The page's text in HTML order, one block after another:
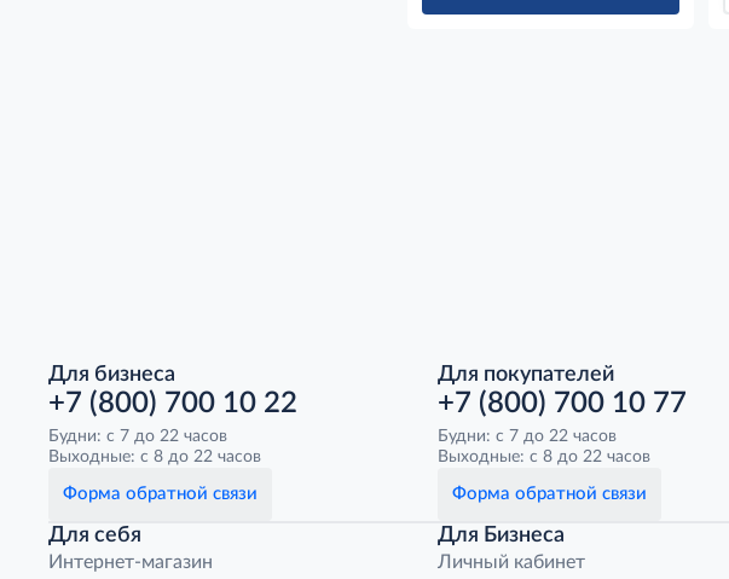
Для бизнеса
+7 (800) 700 10 22
Будни: с 7 до 22 часов
Выходные: с 8 до 22 часов
Форма обратной связи
Для покупателей
+7 (800) 700 10 77
Будни: с 7 до 22 часов
Выходные: с 8 до 22 часов
Форма обратной связи
Для себя
Интернет-магазин
Для Бизнеса
Личный кабинет